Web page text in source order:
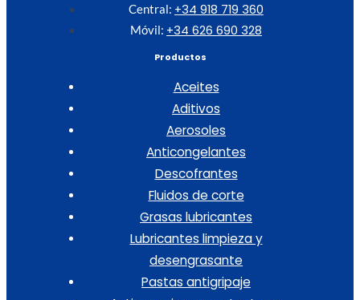
Central: +34 918 719 360
Móvil: +34 626 690 328
Productos
Aceites
Aditivos
Aerosoles
Anticongelantes
Descofrantes
Fluidos de corte
Grasas lubricantes
Lubricantes limpieza y
desengrasante
Pastas antigripaje